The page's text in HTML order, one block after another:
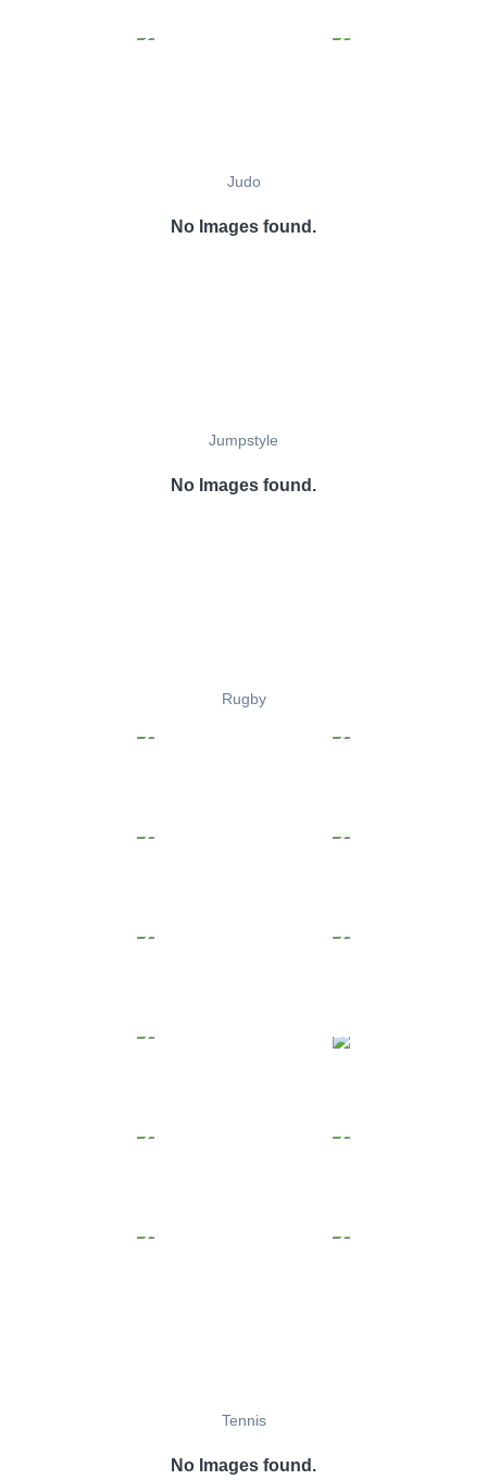
Judo
No Images found.
Jumpstyle
No Images found.
Rugby
Tennis
No Images found.